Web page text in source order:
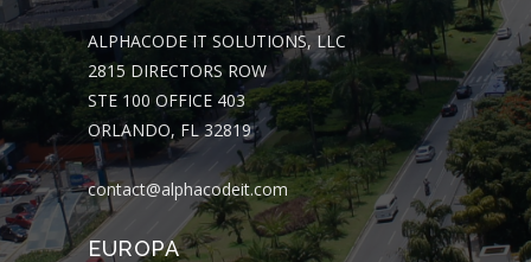
ALPHACODE IT SOLUTIONS, LLC
2815 DIRECTORS ROW
STE 100 OFFICE 403
ORLANDO, FL 32819
contact@alphacodeit.com
EUROPA